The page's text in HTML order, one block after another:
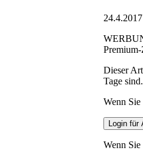
Dieser
Tage sind.
Wenn
Wenn